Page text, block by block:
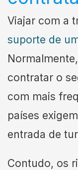
Viajar com a
suporte de
contratar o
com mais
países
entrada de
Contudo, os